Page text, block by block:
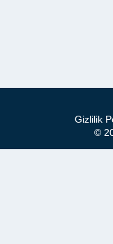
Gizlilik
©